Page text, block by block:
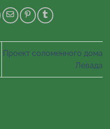
Проект соломенного дома
Левада